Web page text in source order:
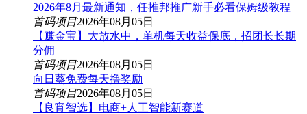
2026年8月最新通知，任推邦推广新手必看保姆级教程
首码项目2026年08月05日
【赚金宝】大放水中，单机每天收益保底，招团长长期
分佣
首码项目2026年08月05日
向日葵免费每天撸奖励
首码项目2026年08月05日
【良宵智选】电商+人工智能新赛道